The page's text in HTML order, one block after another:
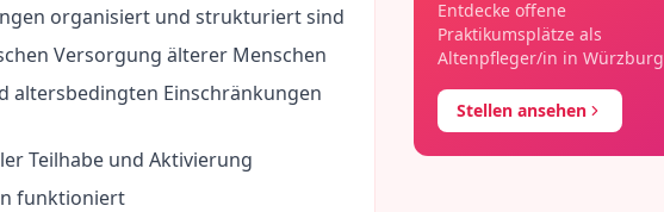
organisiert und strukturiert sind
Versorgung älterer Menschen
altersbedingten Einschränkungen
Teilhabe und Aktivierung
funktioniert
Entdecke offene
Praktikumsplätze als
Altenpfleger/in in Würzburg
Stellen ansehen